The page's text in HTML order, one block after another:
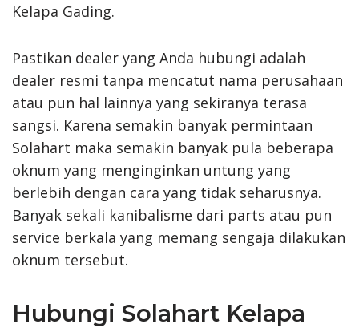
Kelapa Gading.
Pastikan dealer yang Anda hubungi adalah
dealer resmi tanpa mencatut nama perusahaan
atau pun hal lainnya yang sekiranya terasa
sangsi. Karena semakin banyak permintaan
Solahart maka semakin banyak pula beberapa
oknum yang menginginkan untung yang
berlebih dengan cara yang tidak seharusnya.
Banyak sekali kanibalisme dari parts atau pun
service berkala yang memang sengaja dilakukan
oknum tersebut.
Hubungi Solahart Kelapa